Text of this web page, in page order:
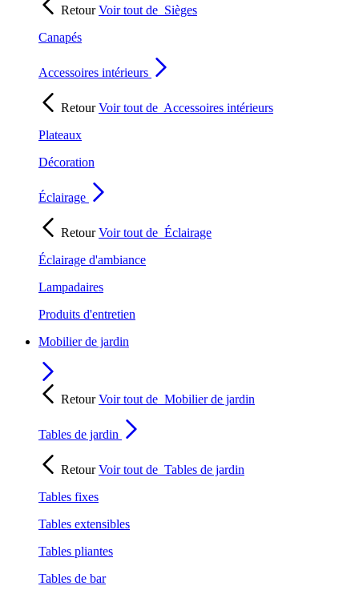
RetourVoir tout de Sièges
Canapés
Accessoires intérieurs
RetourVoir tout de Accessoires intérieurs
Plateaux
Décoration
Éclairage
RetourVoir tout de Éclairage
Éclairage d'ambiance
Lampadaires
Produits d'entretien
Mobilier de jardin
RetourVoir tout de Mobilier de jardin
Tables de jardin
RetourVoir tout de Tables de jardin
Tables fixes
Tables extensibles
Tables pliantes
Tables de bar